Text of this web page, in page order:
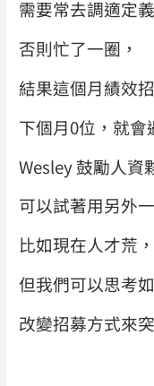
需要常去調適定
否則忙了一圈，
結果這個月績效
下個月0位，就會
Wesley 鼓勵人資
可以試著用另外
比如現在人才荒，
但我們可以思考
改變招募方式來